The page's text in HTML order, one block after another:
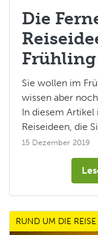
Die
Frühling
Sie wollen im
wissen aber
In diesem
Reiseideen, die
15 Dezember 2019
RUND UM DIE REISE